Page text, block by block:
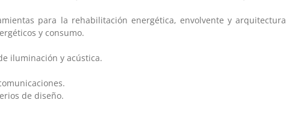
para la rehabilitación energética, envolvente y arquitectura
y consumo.
iluminación y acústica.
de diseño.